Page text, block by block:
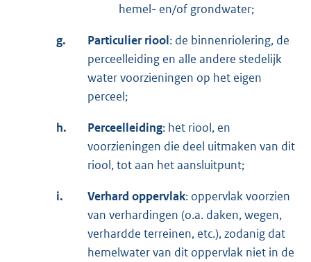
hemel- en/of grondwater;
g. Particulier riool: de binnenriolering, de
perceelleiding en alle andere stedelijk
water voorzieningen op het eigen
perceel;
h. Perceelleiding: het riool, en
voorzieningen die deel uitmaken van dit
riool, tot aan het aansluitpunt;
i. Verhard oppervlak: oppervlak voorzien
van verhardingen (o.a. daken, wegen,
verhardde terreinen, etc.), zodanig dat
hemelwater van dit oppervlak niet in de